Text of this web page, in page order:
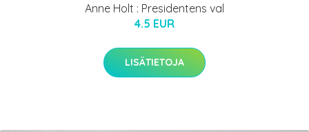
Anne Holt : Presidentens val
4.5 EUR
LISÄTIETOJA